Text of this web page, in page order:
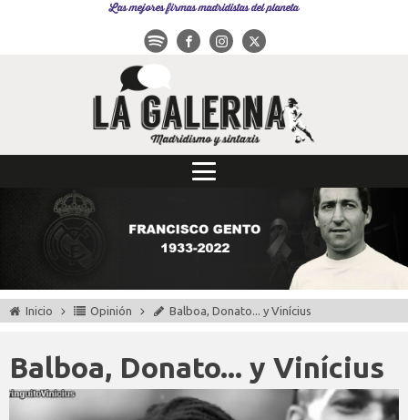
Las mejores firmas madridistas del planeta
Inicio Opinión Balboa, Donato... y Vinícius
Balboa, Donato... y Vinícius